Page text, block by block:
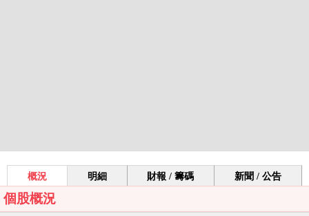
概況 明細 財報 / 籌碼 新聞 / 公告
個股概況